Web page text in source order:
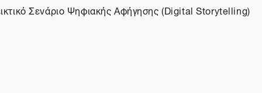
Σενάριο Ψηφιακής Αφήγησης (Digital Storytelling)